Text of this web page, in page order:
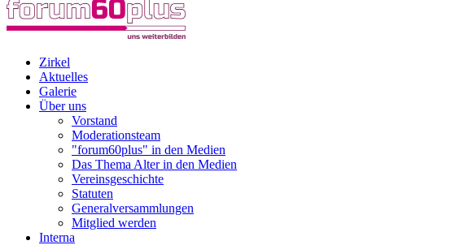
Zirkel
Aktuelles
Galerie
Über uns
Vorstand
Moderationsteam
"forum60plus" in den Medien
Das Thema Alter in den Medien
Vereinsgeschichte
Statuten
Generalversammlungen
Mitglied werden
Interna